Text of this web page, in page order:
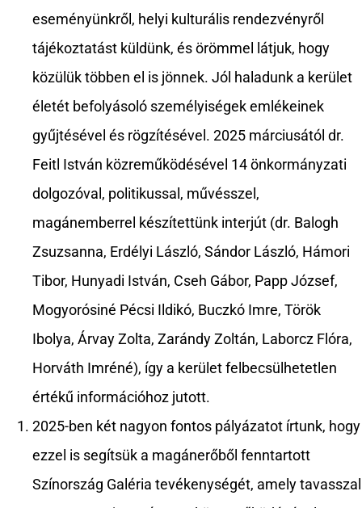
eseményünkről, helyi kulturális rendezvényről
tájékoztatást küldünk, és örömmel látjuk, hogy
közülük többen el is jönnek. Jól haladunk a kerület
életét befolyásoló személyiségek emlékeinek
gyűjtésével és rögzítésével. 2025 márciusától dr.
Feitl István közreműködésével 14 önkormányzati
dolgozóval, politikussal, művésszel,
magánemberrel készítettünk interjút (dr. Balogh
Zsuzsanna, Erdélyi László, Sándor László, Hámori
Tibor, Hunyadi István, Cseh Gábor, Papp József,
Mogyorósiné Pécsi Ildikó, Buczkó Imre, Török
Ibolya, Árvay Zolta, Zarándy Zoltán, Laborcz Flóra,
Horváth Imréné), így a kerület felbecsülhetetlen
értékű információhoz jutott.
2025-ben két nagyon fontos pályázatot írtunk, hogy
ezzel is segítsük a magánerőből fenntartott
Színország Galéria tevékenységét, amely tavasszal